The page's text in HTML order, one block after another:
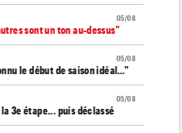
05/08
sont un ton au-dessus"
05/08
le début de saison idéal…"
05/08
3e étape... puis déclassé